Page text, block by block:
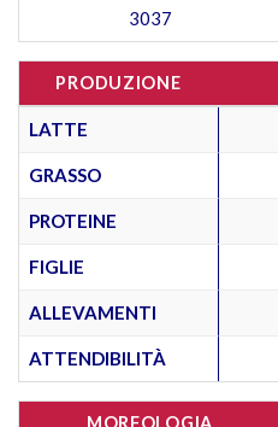
3037
PRODUZIONE
LATTE
GRASSO
PROTEINE
FIGLIE
ALLEVAMENTI
ATTENDIBILITÀ
MORFOLOGIA